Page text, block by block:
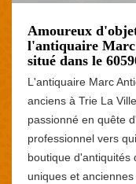
Amoureux
l'antiquaire
situé dans le
L'antiquaire Marc
anciens à Trie La
passionné en quête
professionnel vers
boutique d'antiquités
uniques et